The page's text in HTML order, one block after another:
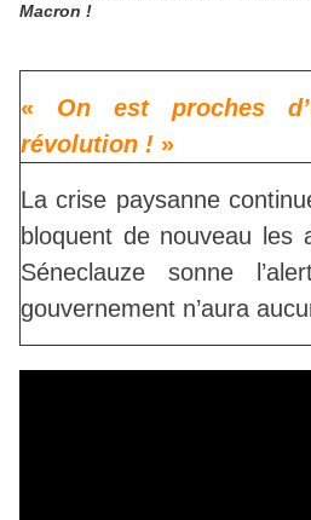
Macron !
« On est proches
révolution ! »
La crise paysanne
bloquent de nouveau les
Séneclauze sonne
gouvernement n’aura